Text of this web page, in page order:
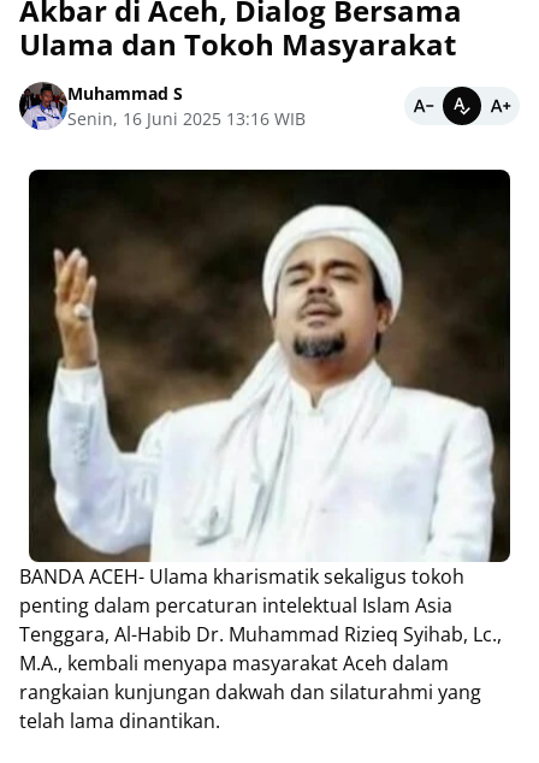
Akbar di Aceh, Dialog Bersama
Ulama dan Tokoh Masyarakat
Muhammad S
Senin, 16 Juni 2025 13:16 WIB
BANDA ACEH- Ulama kharismatik sekaligus tokoh
penting dalam percaturan intelektual Islam Asia
Tenggara, Al-Habib Dr. Muhammad Rizieq Syihab, Lc.,
M.A., kembali menyapa masyarakat Aceh dalam
rangkaian kunjungan dakwah dan silaturahmi yang
telah lama dinantikan.